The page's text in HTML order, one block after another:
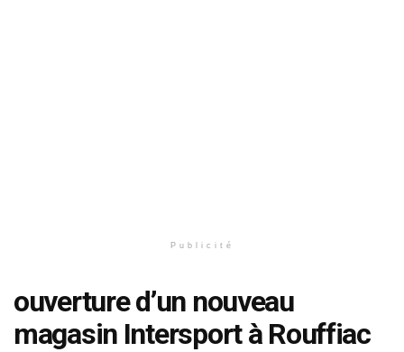
Publicité
ouverture d’un nouveau
magasin Intersport à Rouffiac